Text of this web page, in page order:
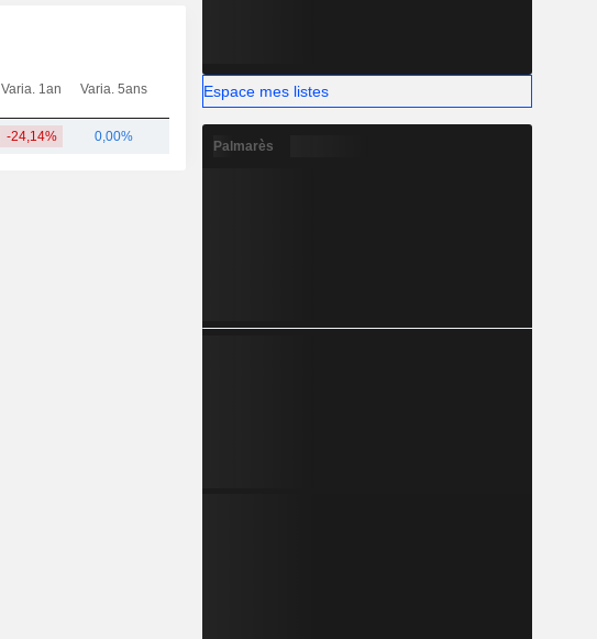
Varia. 1an Varia. 5ans Capi. CT MT LT
-24,14% 0,00%
Espace mes listes
Palmarès